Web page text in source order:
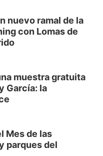
nuevo ramal de la
con Lomas de
muestra gratuita
García: la
Mes de las
parques del